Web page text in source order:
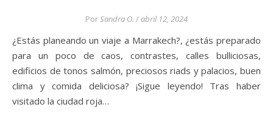
PorSandra O. /abril 12, 2024
¿Estás planeando un viaje a Marrakech?, ¿estás preparado
para un poco de caos, contrastes, calles bulliciosas,
edificios de tonos salmón, preciosos riads y palacios, buen
clima y comida deliciosa? ¡Sigue leyendo! Tras haber
visitado la ciudad roja…